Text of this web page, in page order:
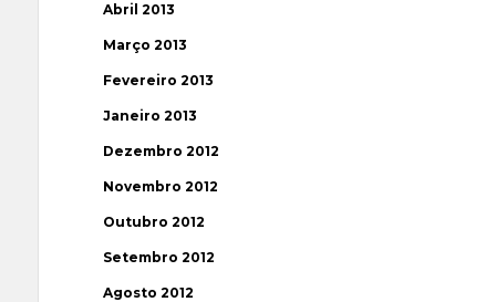
Abril 2013
Março 2013
Fevereiro 2013
Janeiro 2013
Dezembro 2012
Novembro 2012
Outubro 2012
Setembro 2012
Agosto 2012